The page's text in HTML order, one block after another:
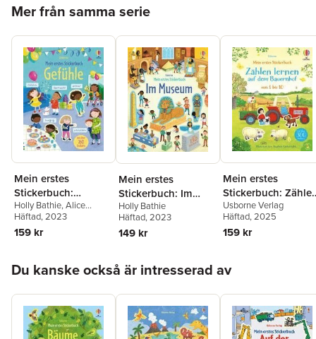
Mer från samma serie
Mein erstes
Stickerbuch:
Gefühle
Holly Bathie,Alice
Beecham
Häftad, 2023
159 kr
Mein erstes
Stickerbuch: Im
Museum
Holly Bathie
Häftad, 2023
149 kr
Mein erstes
Stickerbuch:
lernen auf dem
Bauernhof
Usborne Verlag
Häftad, 2025
159 kr
Du kanske också är intresserad av